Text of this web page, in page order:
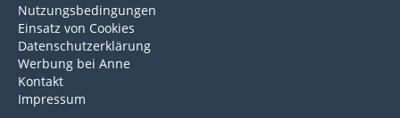
Nutzungsbedingungen
Einsatz von Cookies
Datenschutzerklärung
Werbung bei Anne
Kontakt
Impressum